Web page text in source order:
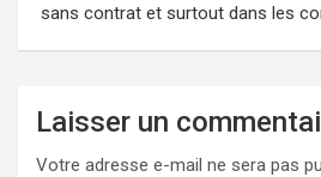
sans contrat et surtout dans les
Laisser un
Votre adresse e-mail ne sera pas